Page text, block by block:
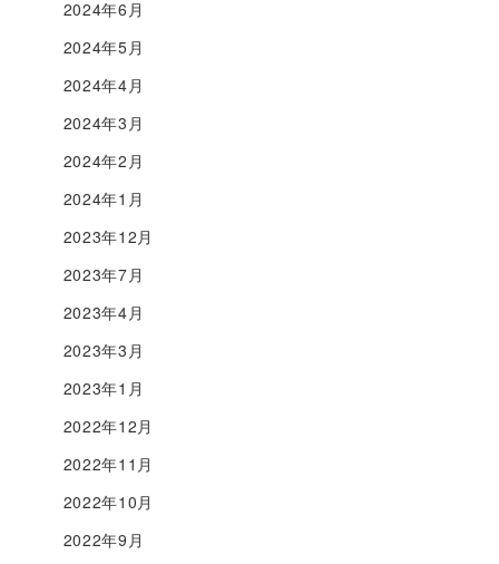
2024年6月
2024年5月
2024年4月
2024年3月
2024年2月
2024年1月
2023年12月
2023年7月
2023年4月
2023年3月
2023年1月
2022年12月
2022年11月
2022年10月
2022年9月